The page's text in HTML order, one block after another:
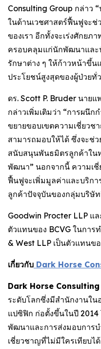
Consulting Group กล่าว
ในด้านเวชศาสตร์ฟื้นฟูจะช่
ของเรา อีกทั้งจะเร่งศักยภ
ครอบคลุมแก่นักพัฒนาและ
รักษาต่าง ๆ ให้ก้าวหน้าขึ้น
ประโยชน์สูงสุดของผู้ป่วยทั่
ดร. Scott P. Bruder นาย
กล่าวเพิ่มเติมว่า “การผนึก
ขยายขอบเขตความเชี่ยว
สามารถมอบให้ได้ ซึ่งจะช่
สนับสนุนพันธมิตรลูกค้าใน
พัฒนา” นอกจากนี้ ความเชี่
ฟื้นฟูจะเพิ่มมูลค่าและบริก
ลูกค้าปัจจุบันของกลุ่มบริษัท
Goodwin Procter LLP แ
ตัวแทนของ BCVG ในการ
& West LLP เป็นตัวแทนข
เกี่ยวกับ Dark Horse
Dark Horse
ระดับโลกซึ่งมีสำนักงานใน
แปซิฟิก ก่อตั้งขึ้นในปี 2014
พัฒนาและการส่งมอบการ
เชี่ยวชาญที่ไม่มีใครเทียบไ